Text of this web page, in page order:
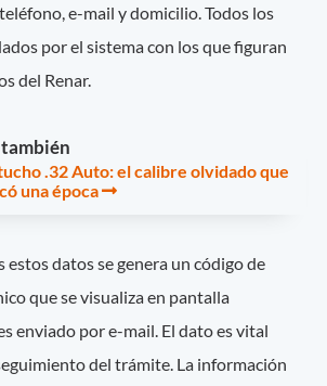
e-mail y domicilio. Todos los
por el sistema con los que figuran
del Renar.
también
.32 Auto: el calibre olvidado que
una época
estos datos se genera un código de
que se visualiza en pantalla
enviado por e-mail. El dato es vital
del trámite. La información